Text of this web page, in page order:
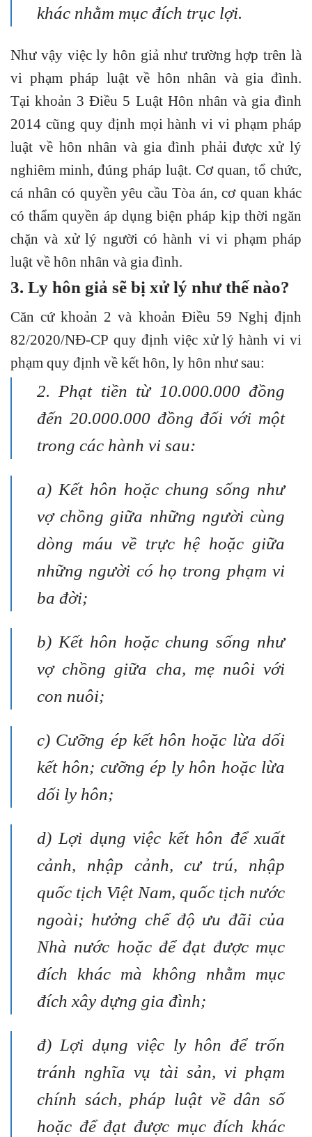
khác nhằm mục đích trục lợi.
Như vậy việc ly hôn giả như trường hợp trên là
vi phạm pháp luật về hôn nhân và gia đình.
Tạikhoản 3 Điều 5 Luật Hôn nhân và gia đình
2014 cũng quy định mọi hành vi vi phạm pháp
luật về hôn nhân và gia đình phải được xử lý
nghiêm minh, đúng pháp luật. Cơ quan, tổ chức,
cá nhân có quyền yêu cầu Tòa án, cơ quan khác
có thẩm quyền áp dụng biện pháp kịp thời ngăn
chặn và xử lý người có hành vi vi phạm pháp
luật về hôn nhân và gia đình.
3. Ly hôn giả sẽ bị xử lý như thế nào?
Căn cứkhoản 2 và khoản Điều 59 Nghị định
82/2020/NĐ-CP quy định việc xử lý hành vi vi
phạm quy định về kết hôn, ly hôn như sau:
2. Phạt tiền từ 10.000.000 đồng
đến 20.000.000 đồng đối với một
trong các hành vi sau:
a) Kết hôn hoặc chung sống như
vợ chồng giữa những người cùng
dòng máu về trực hệ hoặc giữa
những người có họ trong phạm vi
ba đời;
b) Kết hôn hoặc chung sống như
vợ chồng giữa cha, mẹ nuôi với
con nuôi;
c) Cưỡng ép kết hôn hoặc lừa dối
kết hôn; cưỡng ép ly hôn hoặc lừa
dối ly hôn;
d) Lợi dụng việc kết hôn để xuất
cảnh, nhập cảnh, cư trú, nhập
quốc tịch Việt Nam, quốc tịch nước
ngoài; hưởng chế độ ưu đãi của
Nhà nước hoặc để đạt được mục
đích khác mà không nhằm mục
đích xây dựng gia đình;
đ) Lợi dụng việc ly hôn để trốn
tránh nghĩa vụ tài sản, vi phạm
chính sách, pháp luật về dân số
hoặc để đạt được mục đích khác